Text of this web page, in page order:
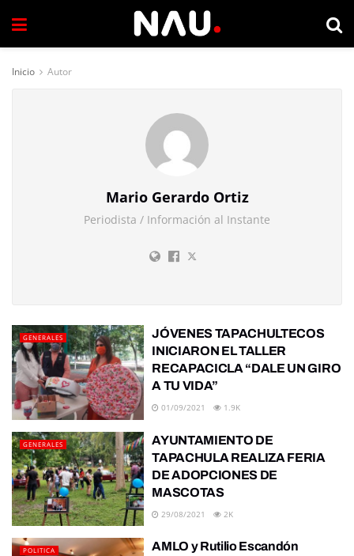
Inicio Autor
Mario Gerardo Ortiz
Periodista / Información al Instante
GENERALES
JÓVENES TAPACHULTECOS
INICIARON EL TALLER
RECAPACICLA “DALE UN GIRO
A TU VIDA”
01/09/2021 1.9K
GENERALES
AYUNTAMIENTO DE
TAPACHULA REALIZA FERIA
DE ADOPCIONES DE
MASCOTAS
29/08/2021 2K
POLITICA
AMLO y Rutilio Escandón